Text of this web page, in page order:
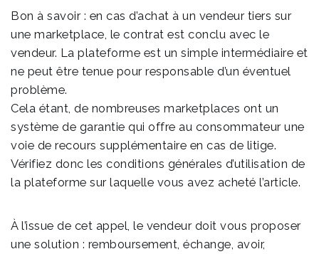
Bon à savoir : en cas d’achat à un vendeur tiers sur
une marketplace, le contrat est conclu avec le
vendeur. La plateforme est un simple intermédiaire et
ne peut être tenue pour responsable d’un éventuel
problème.
Cela étant, de nombreuses marketplaces ont un
système de garantie qui offre au consommateur une
voie de recours supplémentaire en cas de litige.
Vérifiez donc les conditions générales d’utilisation de
la plateforme sur laquelle vous avez acheté l’article.
À l’issue de cet appel, le vendeur doit vous proposer
une solution : remboursement, échange, avoir,